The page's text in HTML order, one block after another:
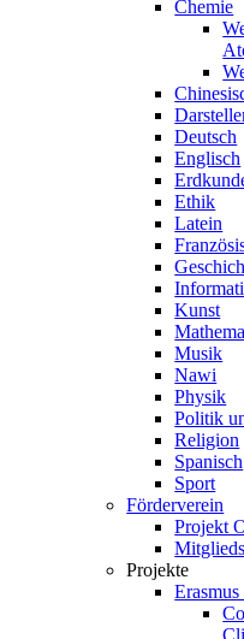
Chemie
Deutsch
Englisch
Ethik
Latein
Kunst
Musik
Nawi
Physik
Politik
Religion
Spanisch
Sport
Förderverein
Projekt
Projekte